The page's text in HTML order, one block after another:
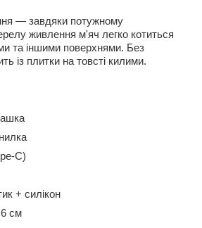
— завдяки потужному
живлення м'яч легко котиться
та іншими поверхнями. Без
із плитки на товсті килими.
C)
+ силікон
см